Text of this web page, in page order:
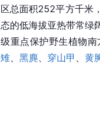
区总面积252平方千米
态的低海拔亚热带常绿
级重点保护野生植物
雉
黑麂 穿山甲 黄